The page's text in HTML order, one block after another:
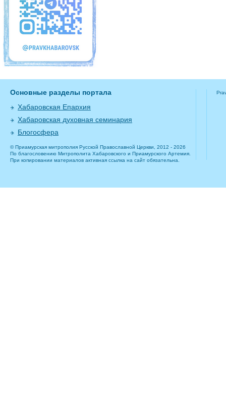
Основные разделы портала
Хабаровская Епархия
Хабаровская духовная семинария
Блогосфера
© Приамурская митрополия Русской Православной Церкви, 2012 - 2026
По благословению Митрополита Хабаровского и Приамурского Артемия.
При копировании материалов активная ссылка на сайт обязательна.